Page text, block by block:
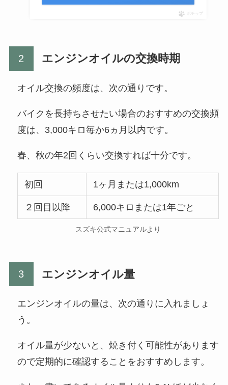
ポチップ
エンジンオイルの交換時期
オイル交換の頻度は、次の通りです。
バイクを長持ちさせたい場合のおすすめの交換頻
度は、3,000キロ毎か6ヵ月以内です。
春、秋の年2回くらい交換すれば十分です。
初回 1ヶ月または1,000km
２回目以降 6,000キロまたは1年ごと
スズキ公式マニュアルより
エンジンオイル量
エンジンオイルの量は、次の通りに入れましょ
う。
オイル量が少ないと、焼き付く可能性があります
ので定期的に確認することをおすすめします。